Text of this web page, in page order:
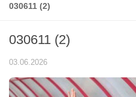
030611 (2)
030611 (2)
03.06.2026